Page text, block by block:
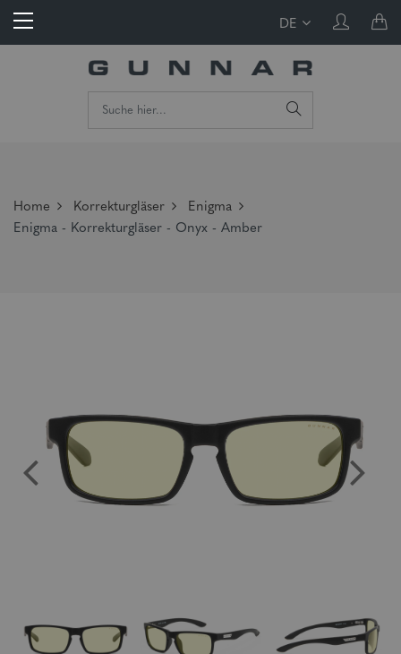
DE
Home Korrekturgläser
Enigma
Enigma - Korrekturgläser - Onyx - Amber